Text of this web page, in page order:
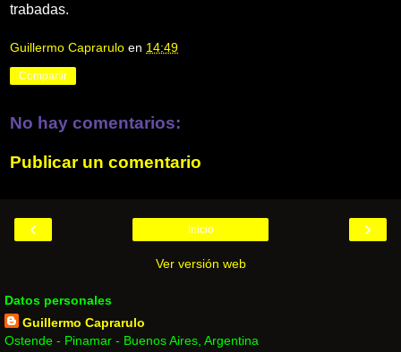
trabadas.
Guillermo Caprarulo en 14:49
Compartir
No hay comentarios:
Publicar un comentario
‹ ›
Inicio
Ver versión web
Datos personales
Guillermo Caprarulo
Ostende - Pinamar - Buenos Aires, Argentina